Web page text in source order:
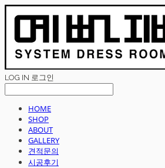
LOG IN 로그인
HOME
SHOP
ABOUT
GALLERY
견적문의
시공후기